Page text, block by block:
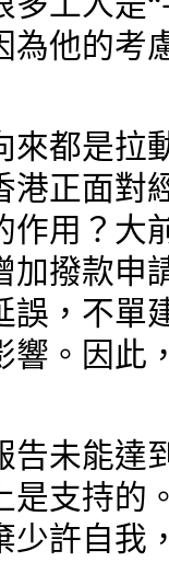
為他的考
來都是拉
港正面對
作用？大
加撥款申
誤，不單
響。因此
告未能達
是支持的
少許自我